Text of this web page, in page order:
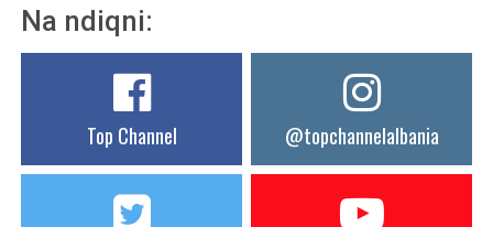
Na ndiqni:
Top Channel @topchannelalbania